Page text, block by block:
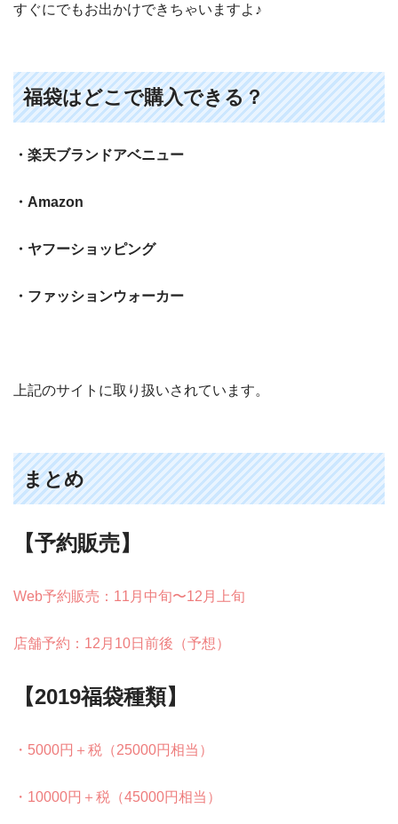
すぐにでもお出かけできちゃいますよ♪
福袋はどこで購入できる？
・楽天ブランドアベニュー
・Amazon
・ヤフーショッピング
・ファッションウォーカー
上記のサイトに取り扱いされています。
まとめ
【予約販売】
Web予約販売：11月中旬〜12月上旬
店舗予約：12月10日前後（予想）
【2019福袋種類】
・5000円＋税（25000円相当）
・10000円＋税（45000円相当）